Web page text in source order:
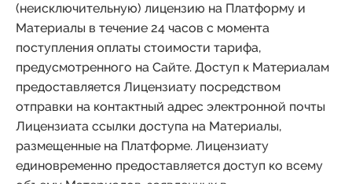
(неисключительную) лицензию на Платформу и
Материалы в течение 24 часов с момента
поступления оплаты стоимости тарифа,
предусмотренного на Сайте. Доступ к Материалам
предоставляется Лицензиату посредством
отправки на контактный адрес электронной почты
Лицензиата ссылки доступа на Материалы,
размещенные на Платформе. Лицензиату
единовременно предоставляется доступ ко всему